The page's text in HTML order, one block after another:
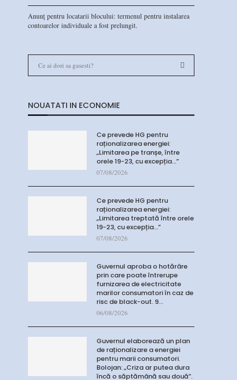
Anunț pentru locatarii blocului: termenul pentru instalarea
contoarelor individuale a fost prelungit.
NOUATATI IN ECONOMIE
Ce prevede HG pentru
raționalizarea energiei:
„Limitarea pe tranșe, între
orele 19-23, cu excepția…”
07/08/2026
Ce prevede HG pentru
raționalizarea energiei:
„Limitarea treptată între orele
19-23, cu excepția…”
07/08/2026
Guvernul aproba o hotărâre
prin care poate întrerupe
furnizarea de electricitate
marilor consumatori în caz de
risc de black-out. 9…
06/08/2026
Guvernul elaborează un plan
de raționalizare a energiei
pentru marii consumatori.
Bolojan: „Criza ar putea dura
încă o săptămână sau două”.